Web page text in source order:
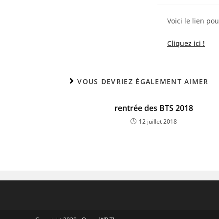
Voici le lien
Cliquez ici !
VOUS DEVRIEZ ÉGALEMENT AIMER
rentrée des BTS 2018
12 juillet 2018